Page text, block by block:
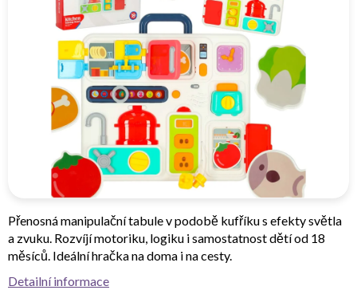
Přenosná manipulační tabule v podobě kufříku s efekty světla
a zvuku. Rozvíjí motoriku, logiku i samostatnost dětí od 18
měsíců. Ideální hračka na doma i na cesty.
Detailní informace